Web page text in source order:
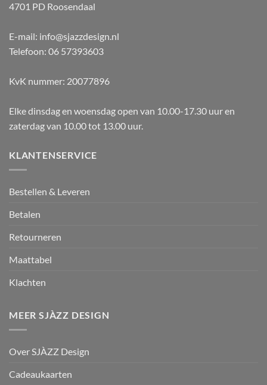
4701 PD Roosendaal
E-mail: info@sjazzdesign.nl
Telefoon: 06 57393603
KvK nummer: 20077896
Elke dinsdag en woensdag open van 10.00-17.30 uur en
zaterdag van 10.00 tot 13.00 uur.
KLANTENSERVICE
Bestellen & Leveren
Betalen
Retourneren
Maattabel
Klachten
MEER SJÀZZ DESIGN
Over SJÀZZ Design
Cadeaukaarten